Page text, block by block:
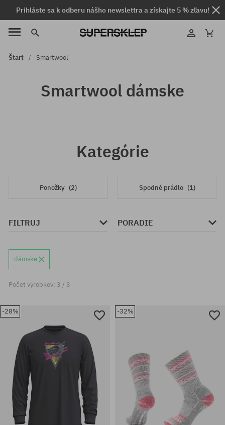
Prihláste sa k odberu nášho newslettra a získajte 5 % zľavu!
Štart Smartwool
Smartwool dámske
Kategórie
Ponožky (2) Spodné prádlo (1)
FILTRUJ PORADIE
dámske
Počet výrobkov: 3 / 3
-28% -32%